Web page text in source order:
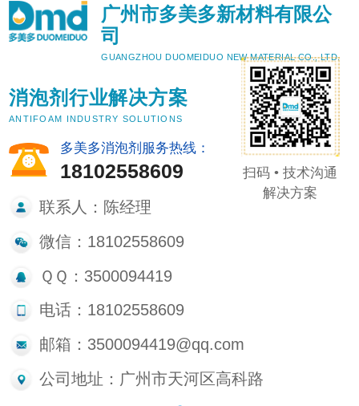
广州市多美多新材料有限公
司
GUANGZHOU DUOMEIDUO NEW MATERIAL CO., LTD.
消泡剂行业解决方案
ANTIFOAM INDUSTRY SOLUTIONS
多美多消泡剂服务热线：
18102558609
联系人：陈经理
微信：18102558609
ＱＱ：3500094419
电话：18102558609
邮箱：3500094419@qq.com
公司地址：广州市天河区高科路
扫码 • 技术沟通
解决方案